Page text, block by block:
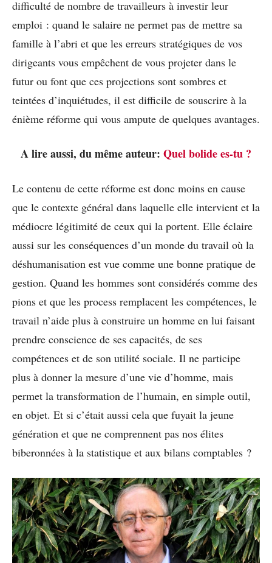
difficulté de nombre de travailleurs à investir leur
emploi : quand le salaire ne permet pas de mettre sa
famille à l’abri et que les erreurs stratégiques de vos
dirigeants vous empêchent de vous projeter dans le
futur ou font que ces projections sont sombres et
teintées d’inquiétudes, il est difficile de souscrire à la
énième réforme qui vous ampute de quelques avantages.
A lire aussi, du même auteur: Quel bolide es-tu ?
Le contenu de cette réforme est donc moins en cause
que le contexte général dans laquelle elle intervient et la
médiocre légitimité de ceux qui la portent. Elle éclaire
aussi sur les conséquences d’un monde du travail où la
déshumanisation est vue comme une bonne pratique de
gestion. Quand les hommes sont considérés comme des
pions et que les process remplacent les compétences, le
travail n’aide plus à construire un homme en lui faisant
prendre conscience de ses capacités, de ses
compétences et de son utilité sociale. Il ne participe
plus à donner la mesure d’une vie d’homme, mais
permet la transformation de l’humain, en simple outil,
en objet. Et si c’était aussi cela que fuyait la jeune
génération et que ne comprennent pas nos élites
biberonnées à la statistique et aux bilans comptables ?